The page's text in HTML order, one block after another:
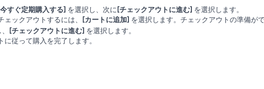
すぐ定期購入する] を選択し、次に[チェックアウトに進む] を選択します。
ックアウトするには、 [カートに追加] を選択します。チェックアウトの準備が
[チェックアウトに進む] を選択します。
従って購入を完了します。